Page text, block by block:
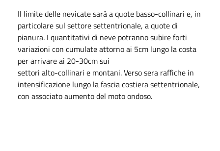
Il limite delle nevicate sarà a quote basso-collinari e, in
particolare sul settore settentrionale, a quote di
pianura. I quantitativi di neve potranno subire forti
variazioni con cumulate attorno ai 5cm lungo la costa
per arrivare ai 20-30cm sui
settori alto-collinari e montani. Verso sera raffiche in
intensificazione lungo la fascia costiera settentrionale,
con associato aumento del moto ondoso.